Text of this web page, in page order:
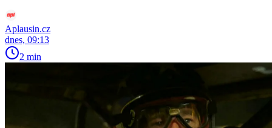
Aplausin.cz
dnes, 09:13
2 min